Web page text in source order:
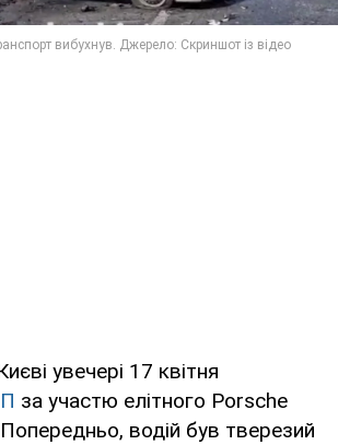
увечері 17 квітня
за участю елітного Porsche
водій був тверезий